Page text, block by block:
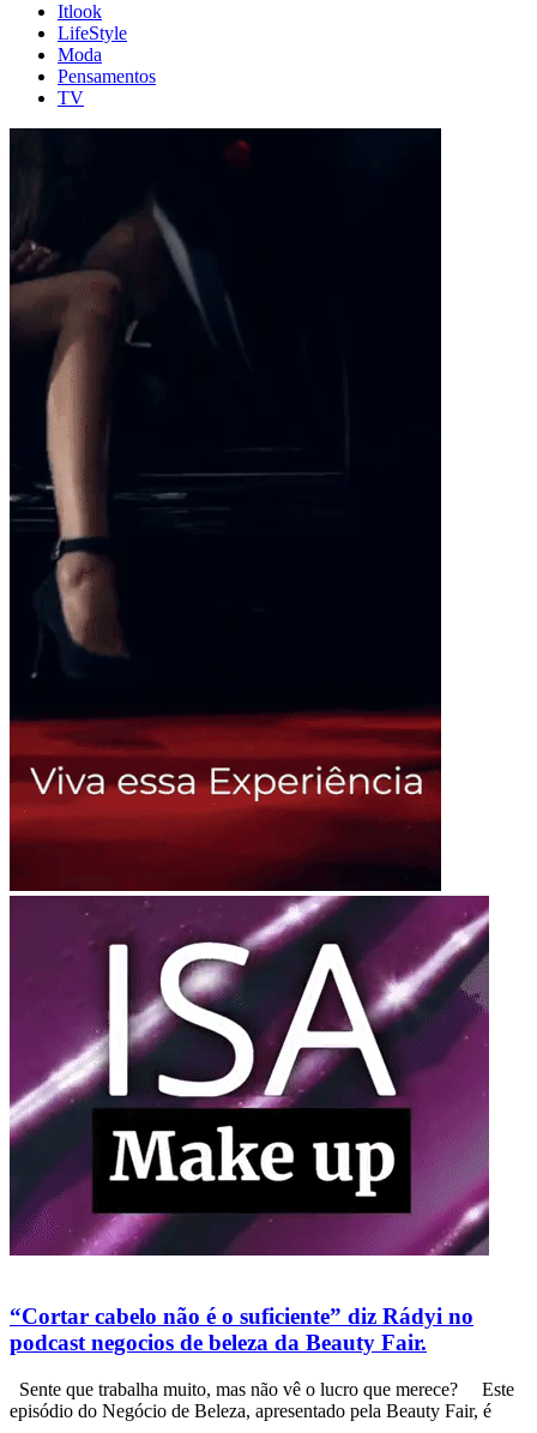
Itlook
LifeStyle
Moda
Pensamentos
TV
“Cortar cabelo não é o suficiente” diz Rádyi no
podcast negocios de beleza da Beauty Fair.
Sente que trabalha muito, mas não vê o lucro que merece? Este
episódio do Negócio de Beleza, apresentado pela Beauty Fair, é